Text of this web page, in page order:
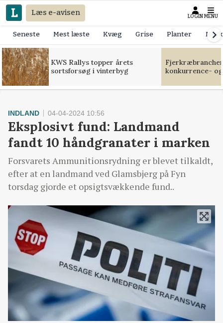
Læs e-avisen LOGIN MENU
Seneste Mest læste Kvæg Grise Planter
KWS Rallys topper årets
sortsforsøg i vinterbyg
konkurrence-
INDLAND 04-04-2024 10:56
Eksplosivt fund: Landmand
fandt 10 håndgranater i marken
Forsvarets Ammunitionsrydning er blevet tilkaldt,
efter at en landmand ved Glamsbjerg på Fyn
torsdag gjorde et opsigtsvækkende fund..